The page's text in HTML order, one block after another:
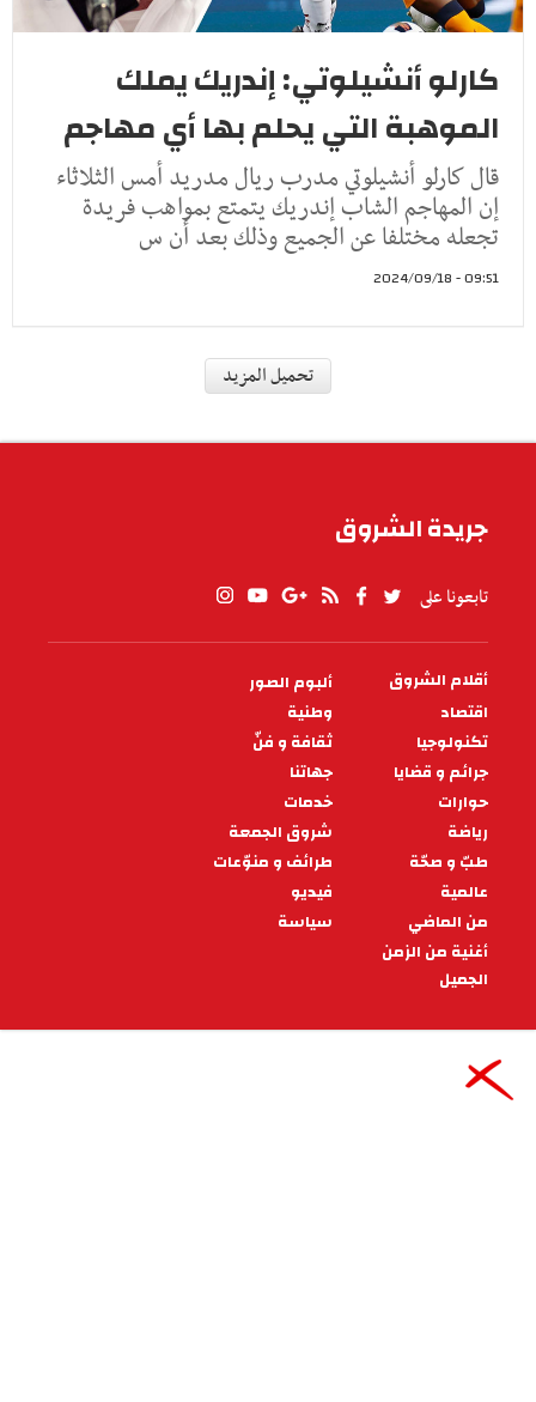
كارلو أنشيلوتي: إندريك يملك
الموهبة التي يحلم بها أي مهاجم
قال كارلو أنشيلوتي مدرب ريال مدريد أمس الثلاثاء
إن المهاجم الشاب إندريك يتمتع بمواهب فريدة
تجعله مختلفا عن الجميع وذلك بعد أن س
09:51 - 2024/09/18
كارلو أنشيلوتي: لم يتم تفسير
تصريحي حول كأس العالم للأندية
بالطريقة التي كنت أقصدها
نشر مدرب نادي ريال مدريد الإسباني "كارلو
أنشيلوتي" تدوينة عبر حسابه الرسمي بمنصة اكس
(تويتر سابقًا)، اليوم الاثنين 10 جوان 2024
15:42 - 2024/06/10
رياضة